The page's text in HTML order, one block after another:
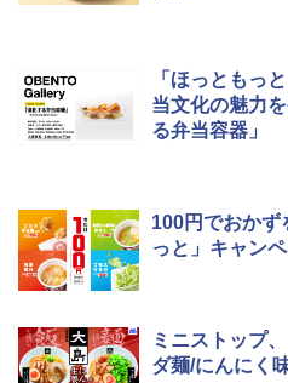
￥3,213
0℃ 1段調
ジ 赤外線
らし ファ
￥34,546
5
AX-XJ1-B
クション
「ほっともっ
当文化の魅力
る弁当容器」
100円でおかず
っと」キャン
ミニストップ
ダ麺/にんにく